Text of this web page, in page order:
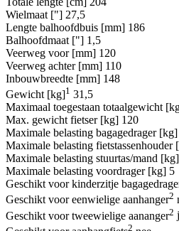
Wielmaat ["] 27,5
Lengte balhoofdbuis [mm] 186
Balhoofdmaat ["] 1,5
Veerweg voor [mm] 120
Veerweg achter [mm] 110
Inbouwbreedte [mm] 148
Gewicht [kg]1 31,5
Maximaal toegestaan totaalgewicht
Max. gewicht fietser [kg] 120
Maximale belasting bagagedrager [kg]
Maximale belasting fietstassenhouder
Maximale belasting stuurtas/mand [kg]
Maximale belasting voordrager [kg] 5
Geschikt voor kinderzitje
Geschikt voor eenwielige aanhanger2
Geschikt voor tweewielige aananger2
2